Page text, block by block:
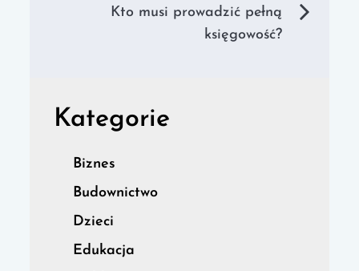
wpisuKto musi prowadzić pełną
księgowość?
Kategorie
Biznes
Budownictwo
Dzieci
Edukacja